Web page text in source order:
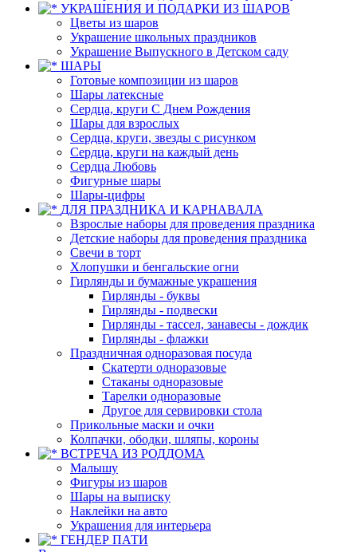
УКРАШЕНИЯ И ПОДАРКИ ИЗ ШАРОВ
Цветы из шаров
Украшение школьных праздников
Украшение Выпускного в Детском саду
ШАРЫ
Готовые композиции из шаров
Шары латексные
Сердца, круги С Днем Рождения
Шары для взрослых
Сердца, круги, звезды с рисунком
Сердца, круги на каждый день
Сердца Любовь
Фигурные шары
Шары-цифры
ДЛЯ ПРАЗДНИКА И КАРНАВАЛА
Взрослые наборы для проведения праздника
Детские наборы для проведения праздника
Свечи в торт
Хлопушки и бенгальские огни
Гирлянды и бумажные украшения
Гирлянды - буквы
Гирлянды - подвески
Гирлянды - тассел, занавесы - дождик
Гирлянды - флажки
Праздничная одноразовая посуда
Скатерти одноразовые
Стаканы одноразовые
Тарелки одноразовые
Другое для сервировки стола
Прикольные маски и очки
Колпачки, ободки, шляпы, короны
ВСТРЕЧА ИЗ РОДДОМА
Малышу
Фигуры из шаров
Шары на выписку
Наклейки на авто
Украшения для интерьера
ГЕНДЕР ПАТИ